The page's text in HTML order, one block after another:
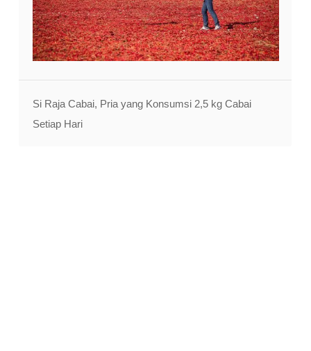
Si Raja Cabai, Pria yang Konsumsi 2,5 kg Cabai
Setiap Hari